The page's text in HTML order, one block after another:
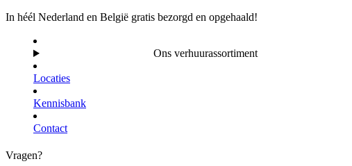
In héél Nederland en België gratis bezorgd en opgehaald!
Ons verhuurassortiment
Locaties
Kennisbank
Contact
Vragen?